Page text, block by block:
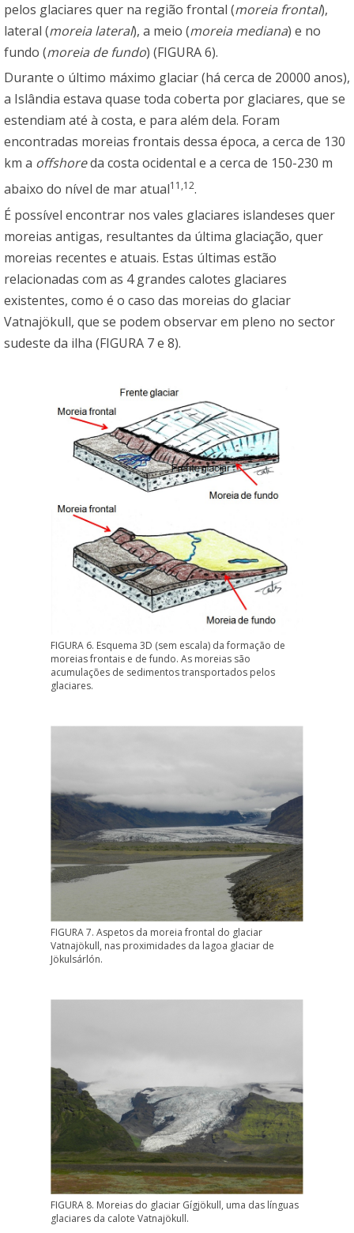
pelos glaciares quer na região frontal (moreia frontal),
lateral (moreia lateral), a meio (moreia mediana) e no
fundo (moreia de fundo) (FIGURA 6).
Durante o último máximo glaciar (há cerca de 20000 anos),
a Islândia estava quase toda coberta por glaciares, que se
estendiam até à costa, e para além dela. Foram
encontradas moreias frontais dessa época, a cerca de 130
km a offshoreda costa ocidental e a cerca de 150-230 m
abaixo do nível de mar atual11,12.
É possível encontrar nos vales glaciares islandeses quer
moreias antigas, resultantes da última glaciação, quer
moreias recentes e atuais. Estas últimas estão
relacionadas com as 4 grandes calotes glaciares
existentes, como é o caso das moreias do glaciar
Vatnajökull, que se podem observar em pleno no sector
sudeste da ilha (FIGURA 7 e 8).
FIGURA 6. Esquema 3D (sem escala) da formação de
moreias frontais e de fundo. As moreias são
acumulações de sedimentos transportados pelos
glaciares.
FIGURA 7. Aspetos da moreia frontal do glaciar
Vatnajökull, nas proximidades da lagoa glaciar de
Jökulsárlón.
FIGURA 8. Moreias do glaciar Gígjökull, uma das línguas
glaciares da calote Vatnajökull.